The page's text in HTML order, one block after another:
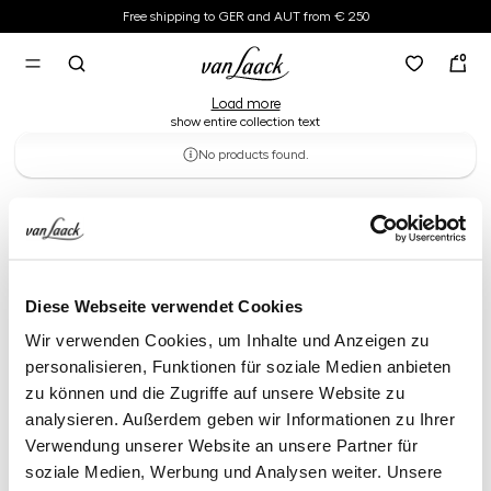
Diese Webseite verwendet Cookies
Wir verwenden Cookies, um Inhalte und Anzeigen zu
personalisieren, Funktionen für soziale Medien anbieten
zu können und die Zugriffe auf unsere Website zu
analysieren. Außerdem geben wir Informationen zu Ihrer
Verwendung unserer Website an unsere Partner für
soziale Medien, Werbung und Analysen weiter. Unsere
Free shipping to GER and AUT from € 250
0
Casual shoes
Appear stylish in your free time - order our women's casual shoes now!
Load more
show entire collection text
No products found.
Casual shoes